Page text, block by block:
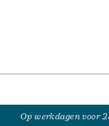
Op werkdagen voor